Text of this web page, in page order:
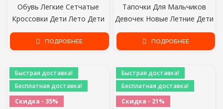
Обувь Легкие Сетчатые
Кроссовки Дети Лето Дети
Осень Tenis Милый
Спортивный Мультфильм
ПОДРОБНЕЕ
Тапочки Для Мальчиков
Девочек Новые Летние Дети
Пляжная Обувь Детские
Малыш Мягкие Крытый
ПОДРОБНЕЕ
Быстрая доставка!
Бесплатная доставка!
Скидка - 35%
Быстрая доставка!
Бесплатная доставка!
Скидка - 21%